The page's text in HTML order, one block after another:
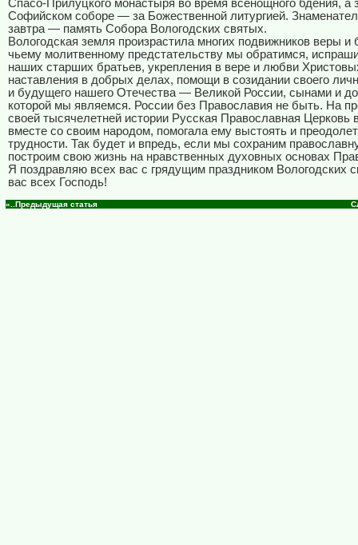
Спасо-Прилуцкого монастыря во время всенощного бдения, а
Софийском соборе — за Божественной литургией.
завтра — память Собора Вологодских святых.
Вологодская земля произрастила многих подвижников веры и
чьему молитвенному предстательству мы обратимся,
наших старших братьев, укрепления в вере и любви
наставления в добрых делах, помощи в созидании своего
и будущего нашего Отечества — Великой России, сынами и
которой мы являемся. России без Православия не быть. На
своей тысячелетней истории Русская Православная Церковь
вместе со своим народом, помогала ему выстоять и
трудности. Так будет и впредь, если мы сохраним
построим свою жизнь на нравственных духовных основах
Я поздравляю всех вас с грядущим праздником Вологодских
вас всех Господь!
«..Предыдущая статья